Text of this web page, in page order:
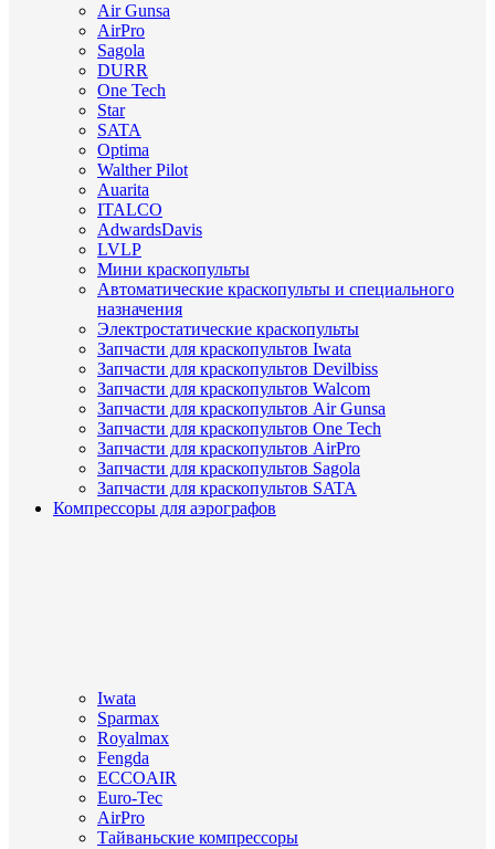
Air Gunsa
AirPro
Sagola
DURR
One Tech
Star
SATA
Optima
Walther Pilot
Auarita
ITALCO
AdwardsDavis
LVLP
Мини краскопульты
Автоматические краскопульты и специального
назначения
Электростатические краскопульты
Запчасти для краскопультов Iwata
Запчасти для краскопультов Devilbiss
Запчасти для краскопультов Walcom
Запчасти для краскопультов Air Gunsa
Запчасти для краскопультов One Tech
Запчасти для краскопультов AirPro
Запчасти для краскопультов Sagola
Запчасти для краскопультов SATA
Компрессоры для аэрографов
Iwata
Sparmax
Royalmax
Fengda
ECCOAIR
Euro-Tec
AirPro
Тайваньские компрессоры